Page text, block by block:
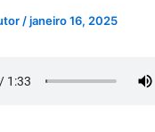
/janeiro 16, 2025